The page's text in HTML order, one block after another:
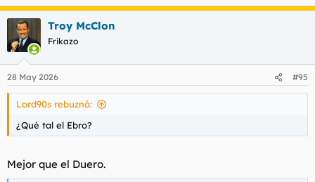
Troy McClon
Frikazo
28 May 2026 #95
Lord90s rebuznó:
¿Qué tal el Ebro?
Mejor que el Duero.